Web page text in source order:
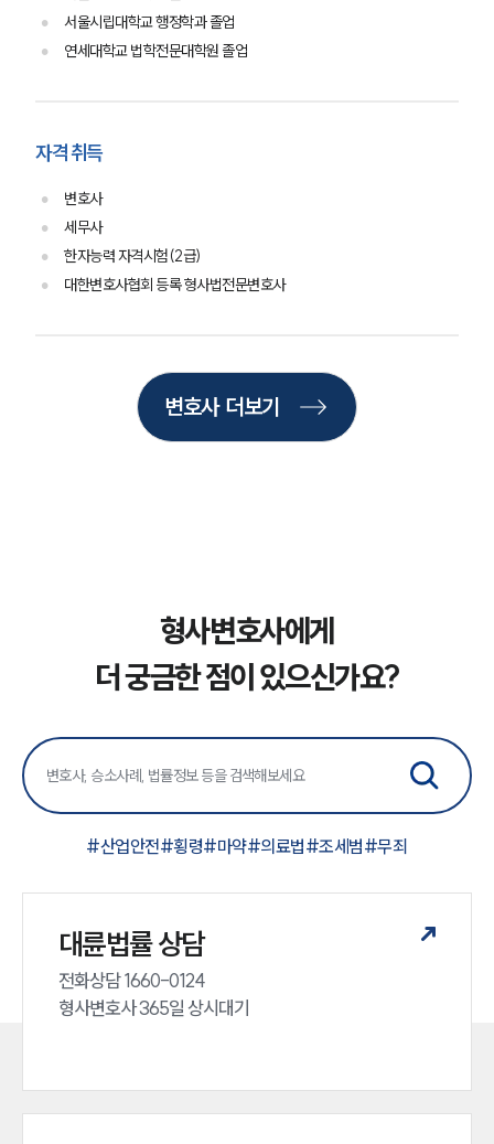
업무분야
형사전문변호사
언론보도
공지사항
법률 블로그
법률서식
서울시립대학교 행정학과 졸업
연세대학교 법학전문대학원 졸업
자격 취득
변호사
세무사
한자능력 자격시험(2급)
대한변호사협회 등록 형사법전문변호사
변호사 더보기
형사변호사에게
더 궁금한 점이 있으신가요?
#산업안전#횡령#마약#의료법#조세범#무죄
대륜법률 상담
전화상담 1660-0124
형사변호사 365일 상시대기